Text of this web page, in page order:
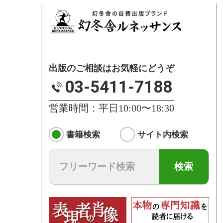
出版のご相談はお気軽にどうぞ
03-5411-7188
営業時間：平日10:00〜18:30
書籍検索 サイト内検索
検索